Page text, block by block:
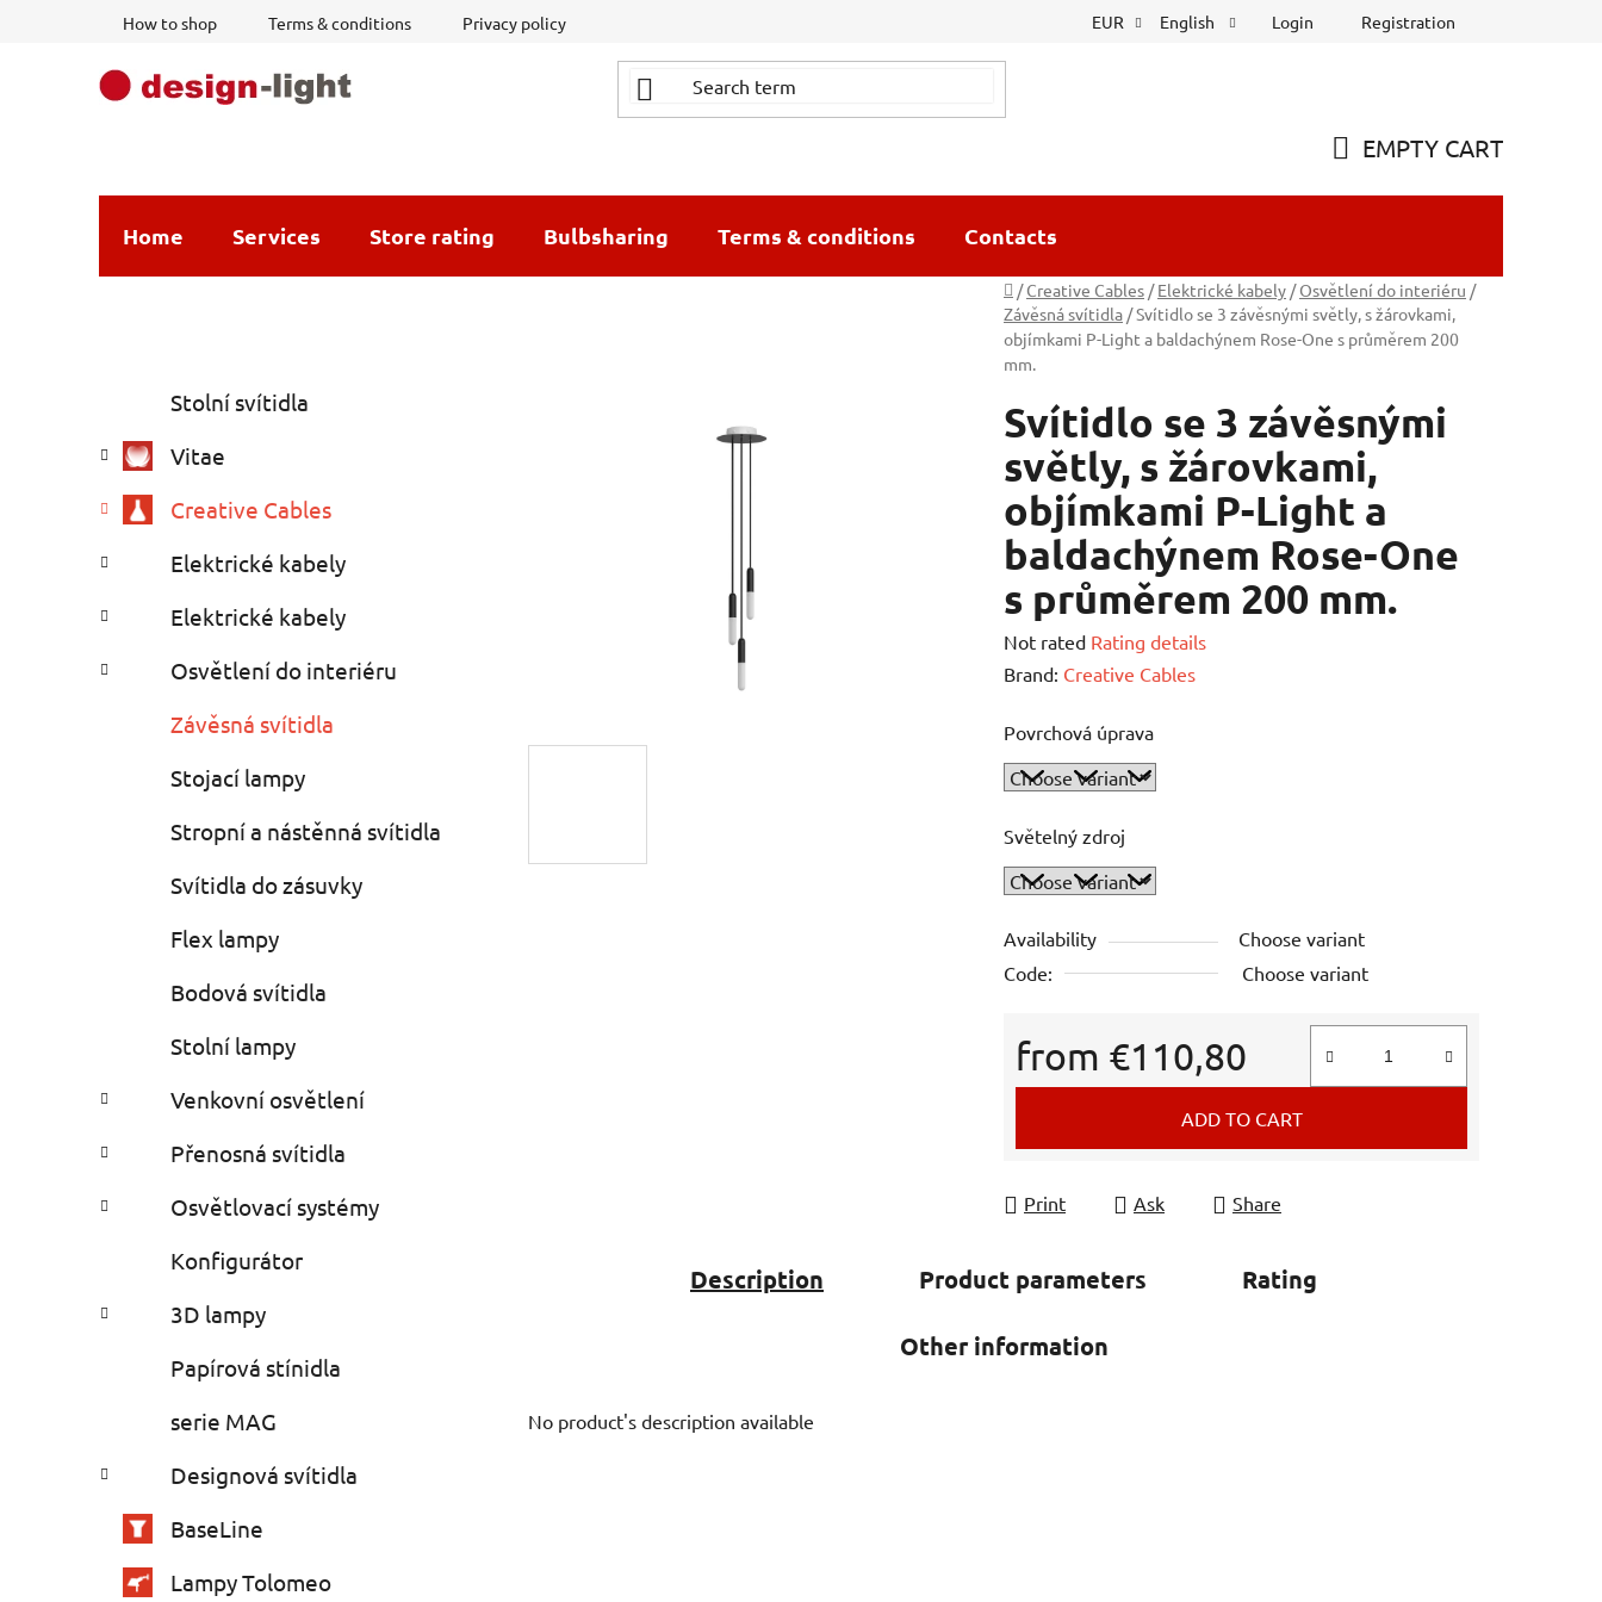
How to shop Terms & conditions Privacy policy EUR English Login Registration
EMPTY CART
Home Services Store rating Bulbsharing Terms & conditions Contacts
Home
/ Creative Cables / Elektrické kabely / Osvětlení do interiéru /
Závěsná svítidla /Svítidlo se 3 závěsnými světly, s žárovkami,
objímkami P-Light a baldachýnem Rose-One s průměrem 200
mm.
d
b
r
categories
e
o
i
s
Stolní svítidla
Vitae
Creative Cables
Elektrické kabely
Elektrické kabely
Osvětlení do interiéru
Závěsná svítidla
Stojací lampy
Stropní a nástěnná svítidla
Svítidla do zásuvky
Flex lampy
Bodová svítidla
Stolní lampy
Venkovní osvětlení
Přenosná svítidla
Osvětlovací systémy
Konfigurátor
3D lampy
Papírová stínidla
serie MAG
Designová svítidla
BaseLine
Lampy Tolomeo
Svítidlo se 3 závěsnými
světly, s žárovkami,
objímkami P-Light a
baldachýnem Rose-One
s průměrem 200 mm.
The
average
rating
is
out
of
5
stars.
Not rated Rating details
Brand: Creative Cables
Povrchová úprava
Světelný zdroj
Availability
Choose variant
Code:
Choose variant
from €110,80
Measure price:
ADD TO CART
Print Ask Share
Description Product parameters Rating
Other information
No product's description available